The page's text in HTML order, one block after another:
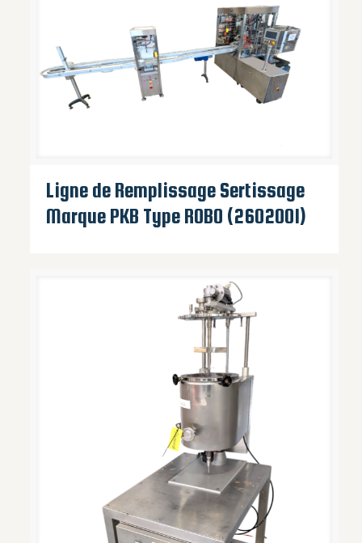
Ligne de Remplissage Sertissage
Marque PKB Type ROBO (2602001)